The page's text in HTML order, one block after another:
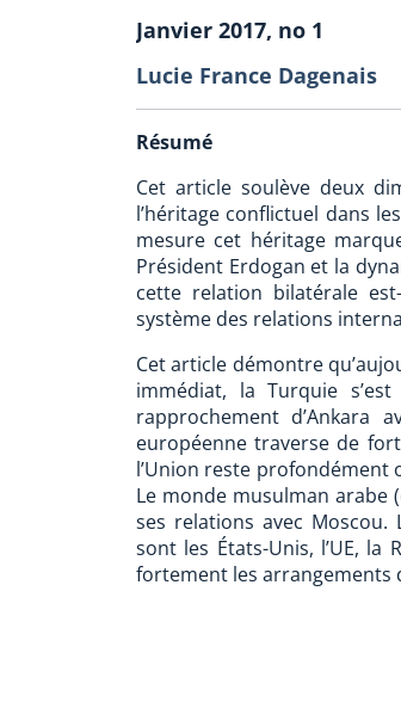
Janvier 2017, no 1
Lucie France Dagenais
Résumé
Cet article soulève deux
l’héritage conflictuel dans
mesure cet héritage
Président Erdogan et la
cette relation bilatérale
système des relations
Cet article démontre
immédiat, la Turquie
rapprochement d’Ankara
européenne traverse de
l’Union reste profondément
Le monde musulman arabe
ses relations avec Moscou.
sont les États-Unis, l’UE,
fortement les arrangements